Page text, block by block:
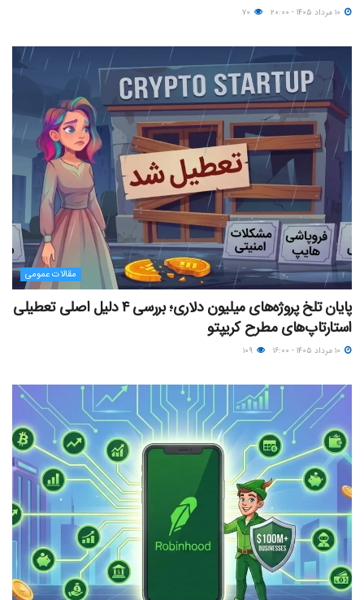
مقالات عمومی
پایان تلخ پروژه‌های میلیون دلاری؛ بررسی ۴ دلیل اصلی تعطیلی
استارتاپ‌های مطرح کریپتو